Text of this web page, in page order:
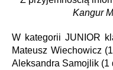
Kangur
W kategorii JUNIOR
Mateusz Wiechowicz
Aleksandra Samojlik (1